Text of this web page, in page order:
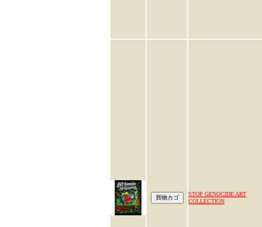
STOP GENOCIDE ART
COLLECTION